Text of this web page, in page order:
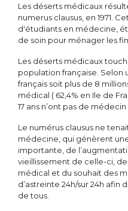
Les déserts médicaux
numerus clausus, en 1971.
d'étudiants en médecine,
de soin pour ménager les
Les déserts médicaux
population française. Selon
français soit plus de 8
médical ( 62,4% en Ile de
17 ans n’ont pas de médecin
Le numérus clausus ne
médecine, qui génèrent
importante, de
vieillissement de celle-ci,
médical et du souhait des
d’astreinte 24h/sur 24h afin
de tous.